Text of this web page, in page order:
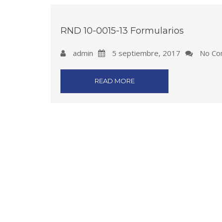
RND 10-0015-13 Formularios
admin 5 septiembre, 2017 No
READ MORE